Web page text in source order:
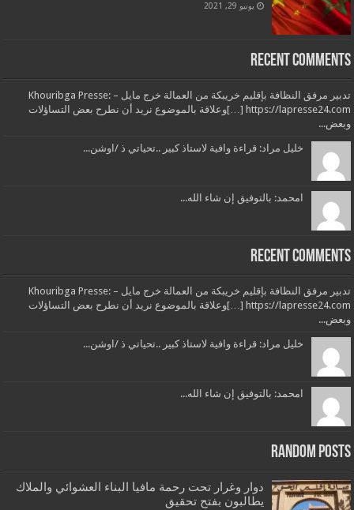
يونيو 29, 2021
Recent Comments
تدبير مرفق النظافة بإقليم خريبكة من العمالة خرج مايل – Khouribga Presse:
[…] https://lapresse24.comوعلاقة بالموضوع نريد أن نطرح بعض التساؤلات
وبعض...
خليل مراد: قراءة وافية لاستاذ كبير ..تحياتي ذ /اوشن...
امحمد: بالتوفيق إن شاء الله...
Recent Comments
تدبير مرفق النظافة بإقليم خريبكة من العمالة خرج مايل – Khouribga Presse:
[…] https://lapresse24.comوعلاقة بالموضوع نريد أن نطرح بعض التساؤلات
وبعض...
خليل مراد: قراءة وافية لاستاذ كبير ..تحياتي ذ /اوشن...
امحمد: بالتوفيق إن شاء الله...
Random Posts
دوار وغرار تحت رحمة مافيا البناء العشوائي والملاك
يطالبون بفتح تحقيق